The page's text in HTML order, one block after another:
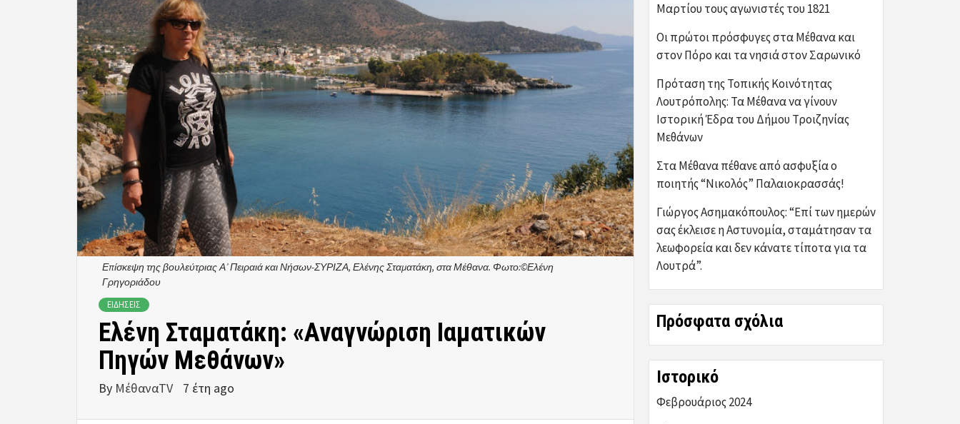
Επίσκεψη της βουλεύτριας Α’ Πειραιά και Νήσων-ΣΥΡΙΖΑ, Ελένης Σταματάκη, στα Μέθανα. Φωτο:©Ελένη
Γρηγοριάδου
ΕΙΔΗΣΕΙΣ
Ελένη Σταματάκη: «Αναγνώριση Ιαματικών
Πηγών Μεθάνων»
By ΜέθαναTV 7 έτη ago
Μαρτίου τους αγωνιστές του 1821
Οι πρώτοι πρόσφυγες στα Μέθανα και
στον Πόρο και τα νησιά στον Σαρωνικό
Πρόταση της Τοπικής Κοινότητας
Λουτρόπολης: Τα Μέθανα να γίνουν
Ιστορική Έδρα του Δήμου Τροιζηνίας
Μεθάνων
Στα Μέθανα πέθανε από ασφυξία ο
ποιητής “Νικολός” Παλαιοκρασσάς!
Γιώργος Ασημακόπουλος: “Επί των ημερών
σας έκλεισε η Αστυνομία, σταμάτησαν τα
λεωφορεία και δεν κάνατε τίποτα για τα
Λουτρά”.
Πρόσφατα σχόλια
Ιστορικό
Φεβρουάριος 2024